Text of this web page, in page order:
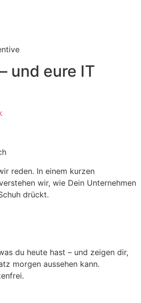
und eure IT
reden. In einem kurzen
wir, wie Dein Unternehmen
drückt.
du heute hast – und zeigen dir,
morgen aussehen kann.